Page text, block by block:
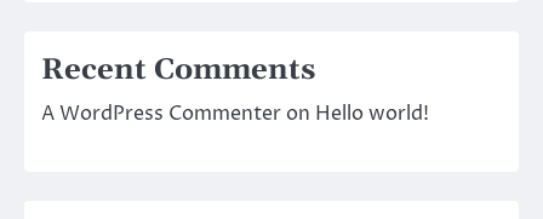
Recent Comments
A WordPress Commenter on Hello world!